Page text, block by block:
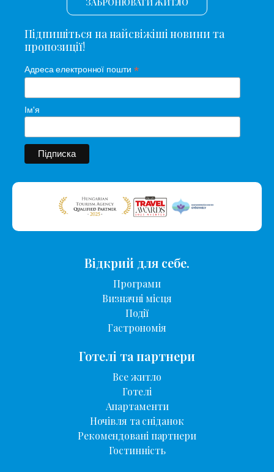
Підпишіться на найсвіжіші новини та
пропозиції!
Адреса електронної пошти *
Ім'я
Відкрий для себе.
Програми
Визначні місця
Події
Гастрономія
Готелі та партнери
Все житло
Готелі
Апартаменти
Ночівля та сніданок
Рекомендовані партнери
Гостинність